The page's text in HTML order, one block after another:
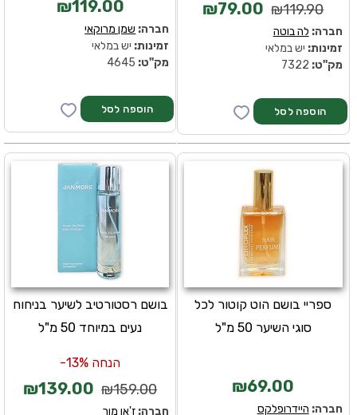
₪119.00
חברה: שמן מרוקאי
זמינות: יש במלאי
מק''ט:
₪119.90
₪79.00
חברה: לה בוטה
זמינות: יש במלאי
מק''ט:
בושם רסטורטיב לשיער בניחוח
נעים במיוחד 50 מ"ל
הנחה 13%-
₪159.00
₪139.00
חברה: ז'אן מור
ספריי בושם הוט קוטור לכל
סוגי השיער 50 מ"ל
₪69.00
חברה: היידרופלקס